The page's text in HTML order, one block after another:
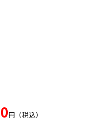
円（税込）